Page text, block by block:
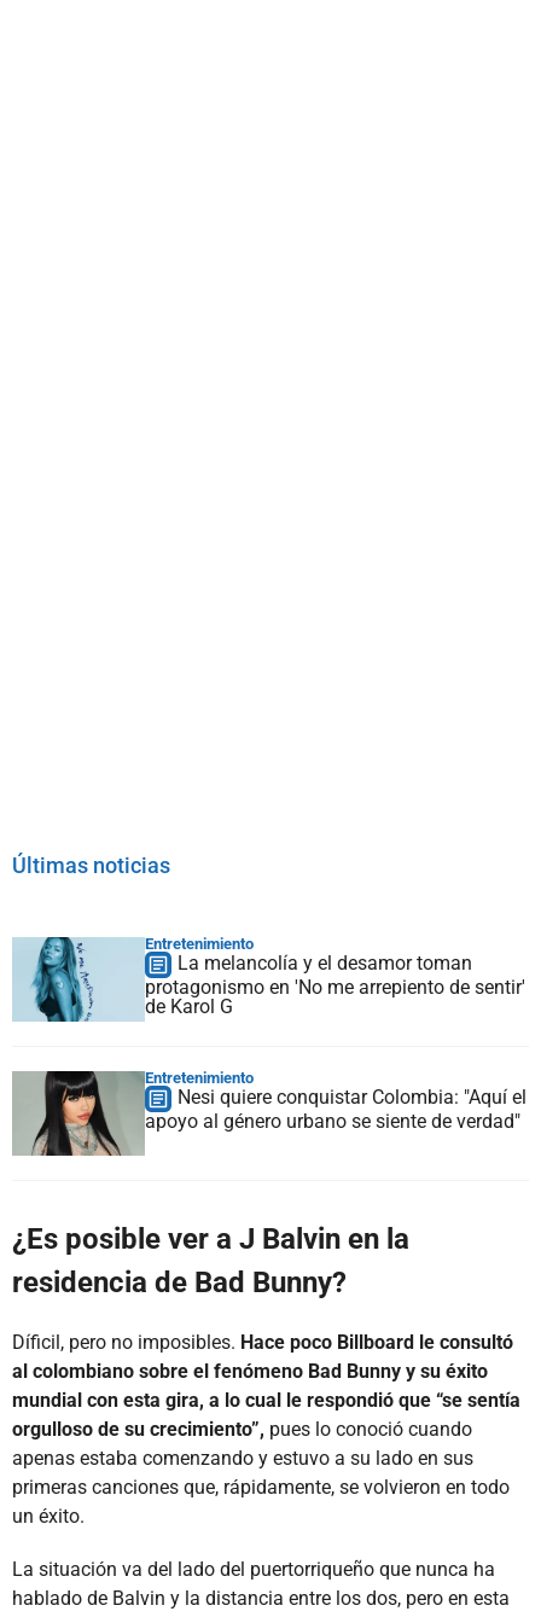
Últimas noticias
Entretenimiento
La melancolía y el desamor toman
protagonismo en 'No me arrepiento de sentir'
de Karol G
Entretenimiento
Nesi quiere conquistar Colombia: "Aquí el
apoyo al género urbano se siente de verdad"
¿Es posible ver a J Balvin en la
residencia de Bad Bunny?
Díficil, pero no imposibles. Hace poco Billboard le consultó
al colombiano sobre el fenómeno Bad Bunny y su éxito
mundial con esta gira, a lo cual le respondió que “se sentía
orgulloso de su crecimiento”, pues lo conoció cuando
apenas estaba comenzando y estuvo a su lado en sus
primeras canciones que, rápidamente, se volvieron en todo
un éxito.
La situación va del lado del puertorriqueño que nunca ha
hablado de Balvin y la distancia entre los dos, pero en esta